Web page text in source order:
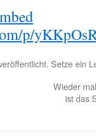
p/
Setze ein
Wieder
ist das